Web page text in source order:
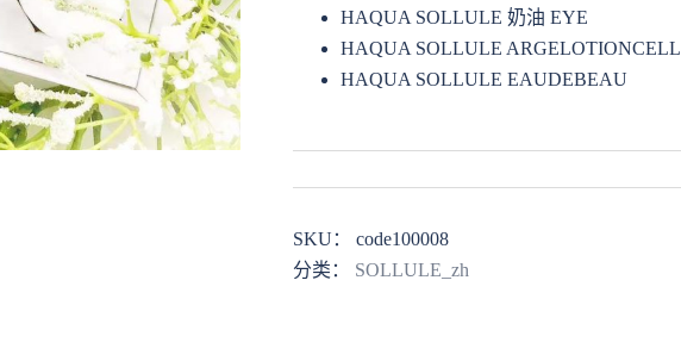
HAQUA SOLLULE 奶油 EYE
HAQUA SOLLULE ARGELOTIONCELL
HAQUA SOLLULE EAUDEBEAU
SKU： code100008
分类： SOLLULE_zh